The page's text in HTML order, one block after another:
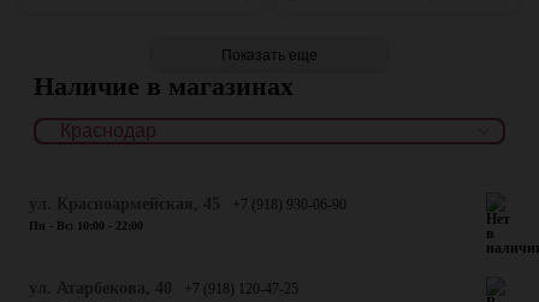
Показать еще
Наличие в магазинах
+7 (918) 930-06-90
Пн - Вс: 10:00 - 22:00
+7 (918) 120-47-25